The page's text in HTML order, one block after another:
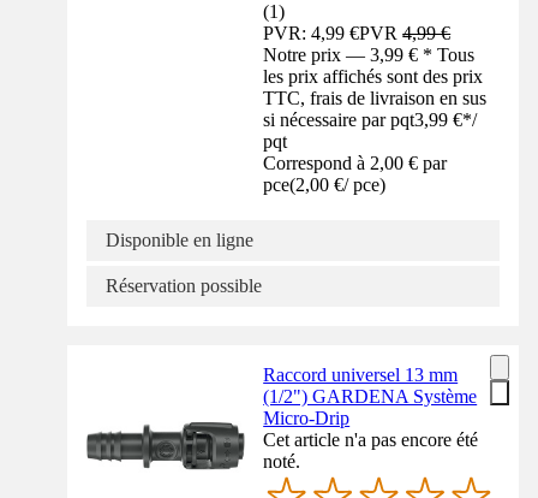
(1)
PVR: 4,99 €PVR4,99 €
Notre prix — 3,99 € * Tous
les prix affichés sont des prix
TTC, frais de livraison en sus
si nécessaire par pqt3,99 €*/
pqt
Correspond à 2,00 € par
pce(2,00 €/ pce)
Disponible en ligne
Réservation possible
Raccord universel 13 mm
(1/2") GARDENA Système
Micro-Drip
Cet article n'a pas encore été
noté.